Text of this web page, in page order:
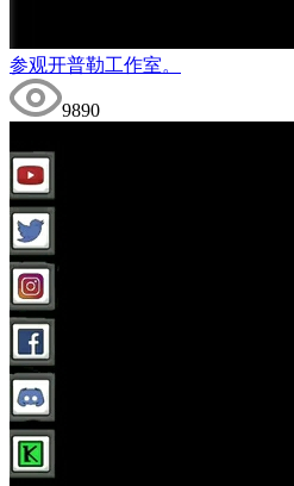
参观开普勒工作室。
9890